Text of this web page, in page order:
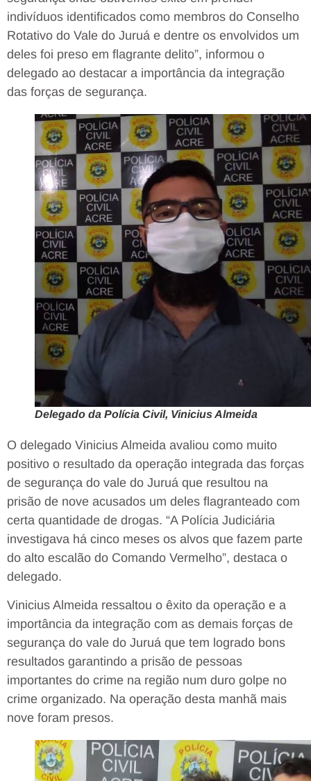
indivíduos identificados como membros do Conselho
Rotativo do Vale do Juruá e dentre os envolvidos um
deles foi preso em flagrante delito”, informou o
delegado ao destacar a importância da integração
das forças de segurança.
Delegado da Polícia Civil, Vinicius Almeida
O delegado Vinicius Almeida avaliou como muito
positivo o resultado da operação integrada das forças
de segurança do vale do Juruá que resultou na
prisão de nove acusados um deles flagranteado com
certa quantidade de drogas. “A Polícia Judiciária
investigava há cinco meses os alvos que fazem parte
do alto escalão do Comando Vermelho”, destaca o
delegado.
Vinicius Almeida ressaltou o êxito da operação e a
importância da integração com as demais forças de
segurança do vale do Juruá que tem logrado bons
resultados garantindo a prisão de pessoas
importantes do crime na região num duro golpe no
crime organizado. Na operação desta manhã mais
nove foram presos.